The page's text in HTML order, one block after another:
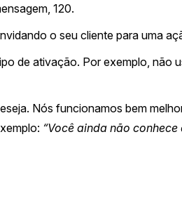
120.
o seu cliente para uma
de ativação. Por exemplo, não
Nós funcionamos bem
“Você ainda não